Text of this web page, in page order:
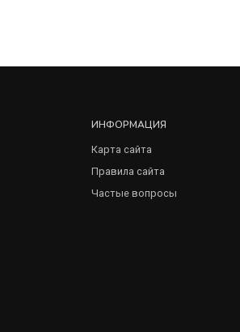
ИНФОРМАЦИЯ
Карта сайта
Правила сайта
Частые вопросы